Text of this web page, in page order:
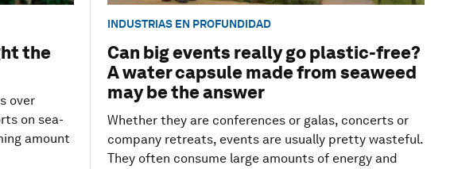
the
over
on sea-
amount
INDUSTRIAS EN PROFUNDIDAD
Can big events really go plastic-free?
A water capsule made from seaweed
may be the answer
Whether they are conferences or galas, concerts or
company retreats, events are usually pretty wasteful.
They often consume large amounts of energy and